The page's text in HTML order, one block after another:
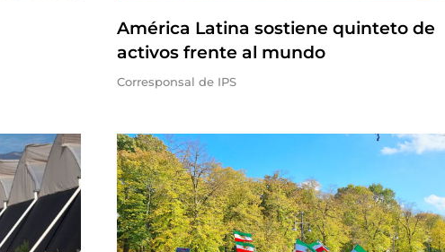
América Latina sostiene quinteto de
activos frente al mundo
Corresponsal de IPS